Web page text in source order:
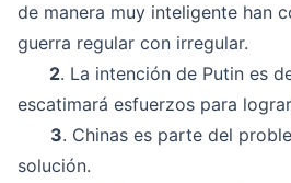
de manera muy inteligente han
guerra regular con irregular.
2. La intención de Putin es
escatimará esfuerzos para
3. Chinas es parte del
solución.